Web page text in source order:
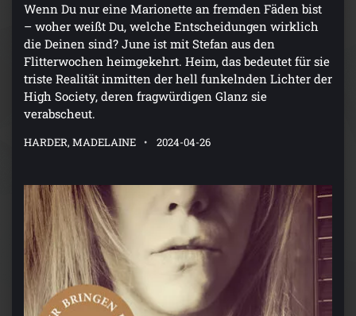
Wenn Du nur eine Marionette an fremden Fäden bist
– woher weißt Du, welche Entscheidungen wirklich
die Deinen sind? June ist mit Stefan aus den
Flitterwochen heimgekehrt. Heim, das bedeutet für sie
triste Realität inmitten der hell funkelnden Lichter der
High Society, deren fragwürdigen Glanz sie
verabscheut.
HARDER, MADELAINE 2024-04-26